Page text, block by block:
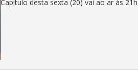
Capítulo desta sexta (20) vai ao ar às